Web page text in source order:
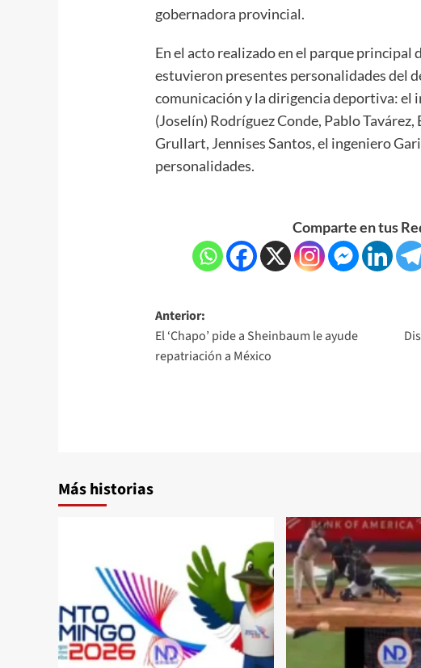
gobernadora provincial.
En el acto realizado en el parque principal
estuvieron presentes personalidades del
comunicación y la dirigencia deportiva: el
(Joselín) Rodríguez Conde, Pablo
Grullart, Jennises Santos, el ingeniero
personalidades.
Comparte en tus
Anterior:
El ‘Chapo’ pide a Sheinbaum le ayude
repatriación a México
Más historias